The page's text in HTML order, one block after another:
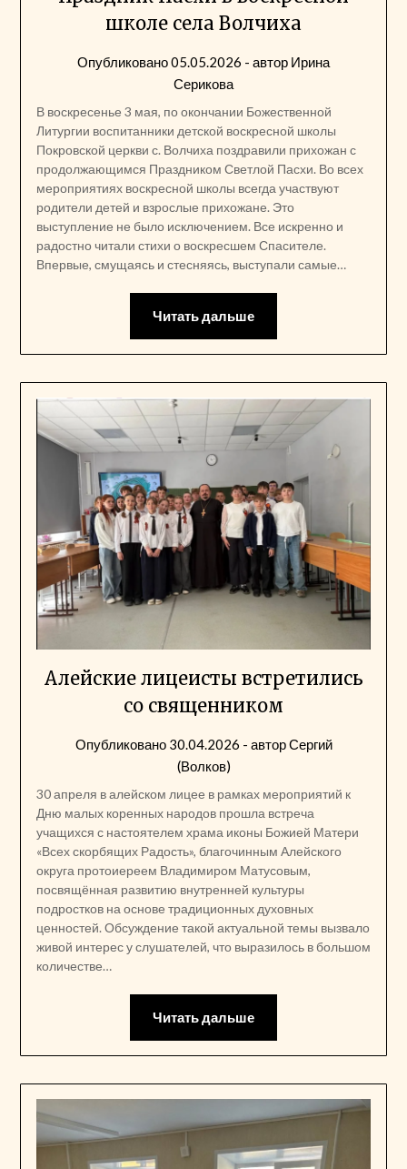
школе села Волчиха
Опубликовано05.05.2026 - автор Ирина
Серикова
В воскресенье 3 мая, по окончании Божественной
Литургии воспитанники детской воскресной школы
Покровской церкви с. Волчиха поздравили прихожан с
продолжающимся Праздником Светлой Пасхи. Во всех
мероприятиях воскресной школы всегда участвуют
родители детей и взрослые прихожане. Это
выступление не было исключением. Все искренно и
радостно читали стихи о воскресшем Спасителе.
Впервые, смущаясь и стесняясь, выступали самые…
Читать дальше
Алейские лицеисты встретились
со священником
Опубликовано 30.04.2026 - авторСергий
(Волков)
30 апреля в алейском лицее в рамках мероприятий к
Дню малых коренных народов прошла встреча
учащихся с настоятелем храма иконы Божией Матери
«Всех скорбящих Радость», благочинным Алейского
округа протоиереем Владимиром Матусовым,
посвящённая развитию внутренней культуры
подростков на основе традиционных духовных
ценностей. Обсуждение такой актуальной темы вызвало
живой интерес у слушателей, что выразилось в большом
количестве…
Читать дальше